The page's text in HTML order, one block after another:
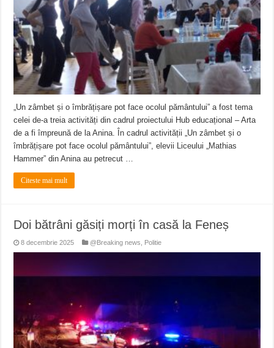
ANUNȚ OPRIRE APĂ în Reșița – avarie – 04.08.2026 – str. Văliugului și
ANUNŢ OPRIRE APĂ în CARANSEBEȘ – 04.08.2026 – avarie – Calea
„Un zâmbet și o îmbrățișare pot face ocolul pământului” a fost tema
celei de-a treia activități din cadrul proiectului Hub educațional – Arta
de a fi împreună de la Anina. În cadrul activității „Un zâmbet și o
îmbrățișare pot face ocolul pământului”, elevii Liceului „Mathias
Hammer” din Anina au petrecut …
Citeste mai mult
Doi bătrâni găsiți morți în casă la Feneș
8 decembrie 2025 @Breaking news Politie